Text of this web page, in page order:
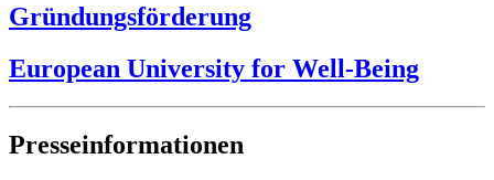
Gründungsförderung
European University for Well-Being
Presseinformationen